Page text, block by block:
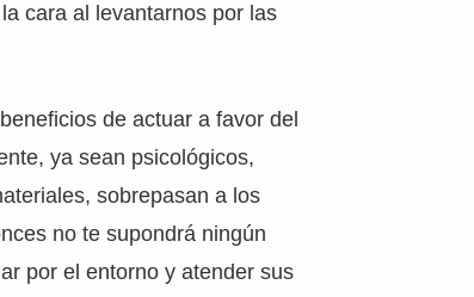
cara al levantarnos por las
de actuar a favor del
ya sean psicológicos,
sobrepasan a los
no te supondrá ningún
por el entorno y atender sus